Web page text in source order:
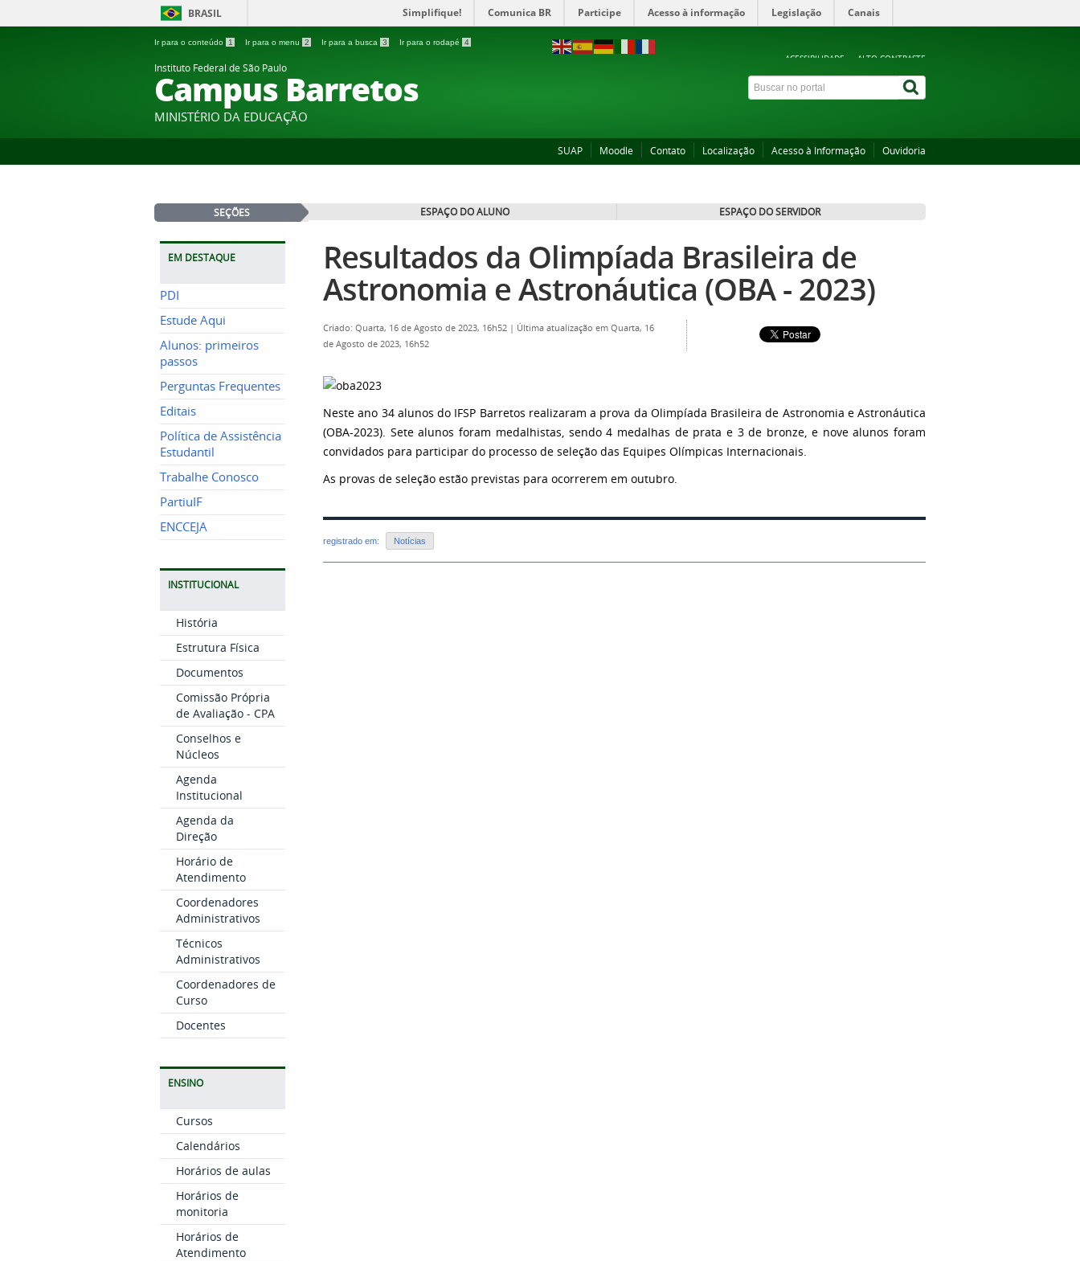
BRASIL Simplifique! Comunica BR Participe Acesso à informação Legislação Canais
Ir para o conteúdo 1 Ir para o menu 2 Ir para a busca 3 Ir para o rodapé 4
ACESSIBILIDADE ALTO CONTRASTE
Instituto Federal de São Paulo
Campus Barretos
MINISTÉRIO DA EDUCAÇÃO
SUAP Moodle Contato Localização Acesso à Informação Ouvidoria
SEÇÕES ESPAÇO DO ALUNO ESPAÇO DO SERVIDOR
EM DESTAQUE
PDI
Estude Aqui
Alunos: primeiros
passos
Perguntas Frequentes
Editais
Política de Assistência
Estudantil
Trabalhe Conosco
PartiuIF
ENCCEJA
INSTITUCIONAL
História
Estrutura Física
Documentos
Comissão Própria
de Avaliação - CPA
Conselhos e
Núcleos
Agenda
Institucional
Agenda da
Direção
Horário de
Atendimento
Coordenadores
Administrativos
Técnicos
Administrativos
Coordenadores de
Curso
Docentes
ENSINO
Cursos
Calendários
Horários de aulas
Horários de
monitoria
Horários de
Atendimento
Resultados da Olimpíada Brasileira de
Astronomia e Astronáutica (OBA - 2023)
Criado: Quarta, 16 de Agosto de 2023, 16h52 | Última atualização em Quarta, 16
de Agosto de 2023, 16h52
Neste ano 34 alunos do IFSP Barretos realizaram a prova da Olimpíada Brasileira de Astronomia e Astronáutica
(OBA-2023). Sete alunos foram medalhistas, sendo 4 medalhas de prata e 3 de bronze, e nove alunos foram
convidados para participar do processo de seleção das Equipes Olímpicas Internacionais.
As provas de seleção estão previstas para ocorrerem em outubro.
registrado em: Notícias